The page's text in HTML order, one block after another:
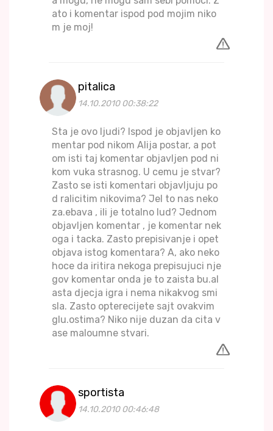
ato i komentar ispod pod mojim niko
m je moj!
pitalica
14.10.2010 00:38:22
Sta je ovo ljudi? Ispod je objavljen ko
mentar pod nikom Alija postar, a pot
om isti taj komentar objavljen pod ni
kom vuka strasnog. U cemu je stvar?
Zasto se isti komentari objavljuju po
d ralicitim nikovima? Jel to nas neko
za.ebava , ili je totalno lud? Jednom
objavljen komentar , je komentar nek
oga i tacka. Zasto prepisivanje i opet
objava istog komentara? A, ako neko
hoce da iritira nekoga prepisujuci nje
gov komentar onda je to zaista bu.al
asta djecja igra i nema nikakvog smi
sla. Zasto opterecijete sajt ovakvim
glu.ostima? Niko nije duzan da cita v
ase maloumne stvari.
sportista
14.10.2010 00:46:48